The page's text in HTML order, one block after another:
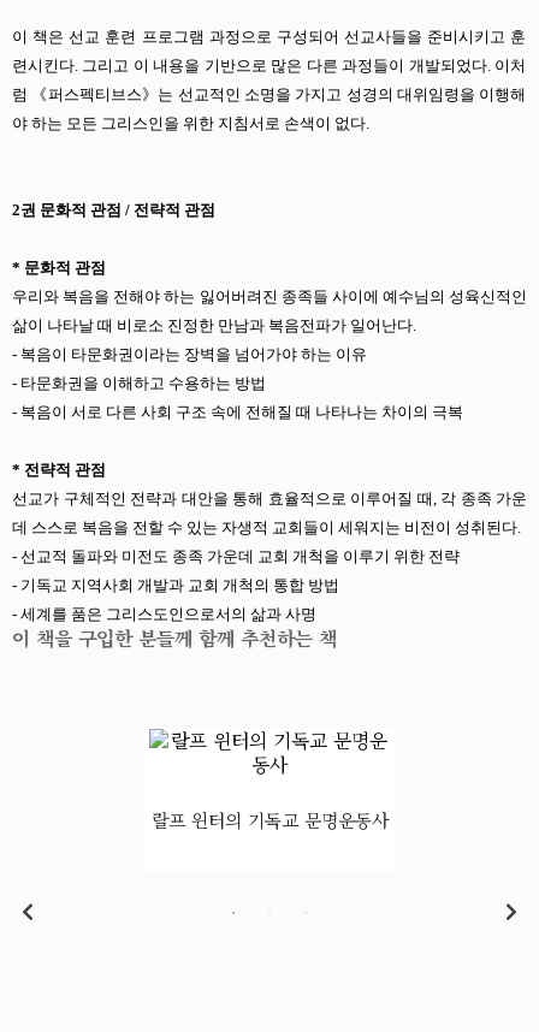
이 책은 선교 훈련 프로그램 과정으로 구성되어 선교사들을 준비시키고 훈
련시킨다. 그리고 이 내용을 기반으로 많은 다른 과정들이 개발되었다. 이처
럼 《퍼스펙티브스》는 선교적인 소명을 가지고 성경의 대위임령을 이행해
야 하는 모든 그리스인을 위한 지침서로 손색이 없다.
2권 문화적 관점 / 전략적 관점
* 문화적 관점
우리와 복음을 전해야 하는 잃어버려진 종족들 사이에 예수님의 성육신적인
삶이 나타날 때 비로소 진정한 만남과 복음전파가 일어난다.
- 복음이 타문화권이라는 장벽을 넘어가야 하는 이유
- 타문화권을 이해하고 수용하는 방법
- 복음이 서로 다른 사회 구조 속에 전해질 때 나타나는 차이의 극복
* 전략적 관점
선교가 구체적인 전략과 대안을 통해 효율적으로 이루어질 때, 각 종족 가운
데 스스로 복음을 전할 수 있는 자생적 교회들이 세워지는 비전이 성취된다.
- 선교적 돌파와 미전도 종족 가운데 교회 개척을 이루기 위한 전략
- 기독교 지역사회 개발과 교회 개척의 통합 방법
- 세계를 품은 그리스도인으로서의 삶과 사명
이 책을 구입한 분들께 함께 추천하는 책
랄프 윈터의 기독교 문명운동사